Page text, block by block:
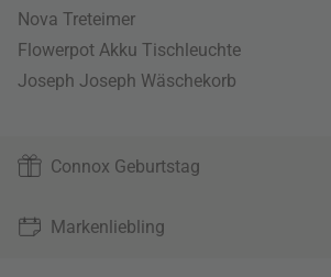
Nova Treteimer
Flowerpot Akku Tischleuchte
Joseph Joseph Wäschekorb
Connox Geburtstag
Markenliebling